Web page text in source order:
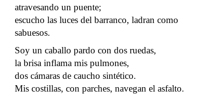
atravesando un puente;
escucho las luces del barranco, ladran como
sabuesos.
Soy un caballo pardo con dos ruedas,
la brisa inflama mis pulmones,
dos cámaras de caucho sintético.
Mis costillas, con parches, navegan el asfalto.